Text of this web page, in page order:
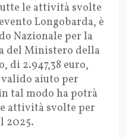
le attività svolte
Longobarda, è
Nazionale per la
del Ministero della
di 2.947,38 euro,
aiuto per
tal modo ha potrà
attività svolte per
2025.